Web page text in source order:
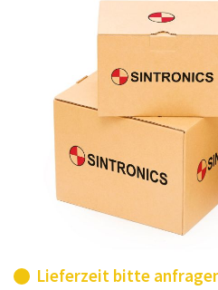
möglich. SINTRONICS ist dann
entweder die alten Baugruppen
repariert oder ihnen die
aus dem eigenen Lager ersetzt.
Lieferzeit bitte